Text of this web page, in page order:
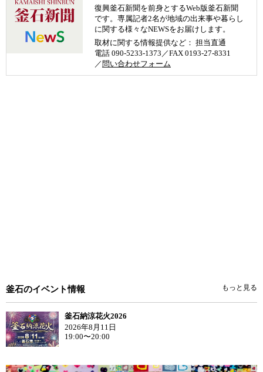
復興釜石新聞を前身とするWeb版釜石新聞
です。専属記者2名が地域の出来事や暮らし
に関する様々なNEWSをお届けします。
取材に関する情報提供など： 担当直通
電話 090-5233-1373／FAX 0193-27-8331
／ 問い合わせフォーム
釜石のイベント情報 もっと見る
釜石納涼花火2026
2026年8月11日
19:00〜20:00